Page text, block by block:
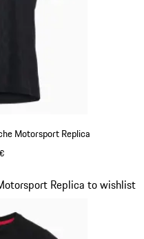
Motorsport Replica
Replica to wishlist